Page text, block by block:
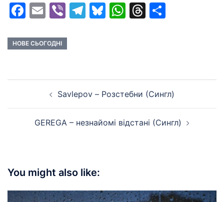
Facebook
EmailViberTelegram
Bluesky
WhatsApp
Threads
НОВЕ СЬОГОДНІ
navigationSavlepov – Розстебни (Сингл)
GEREGA – незнайомі відстані (Сингл)
You might also like: